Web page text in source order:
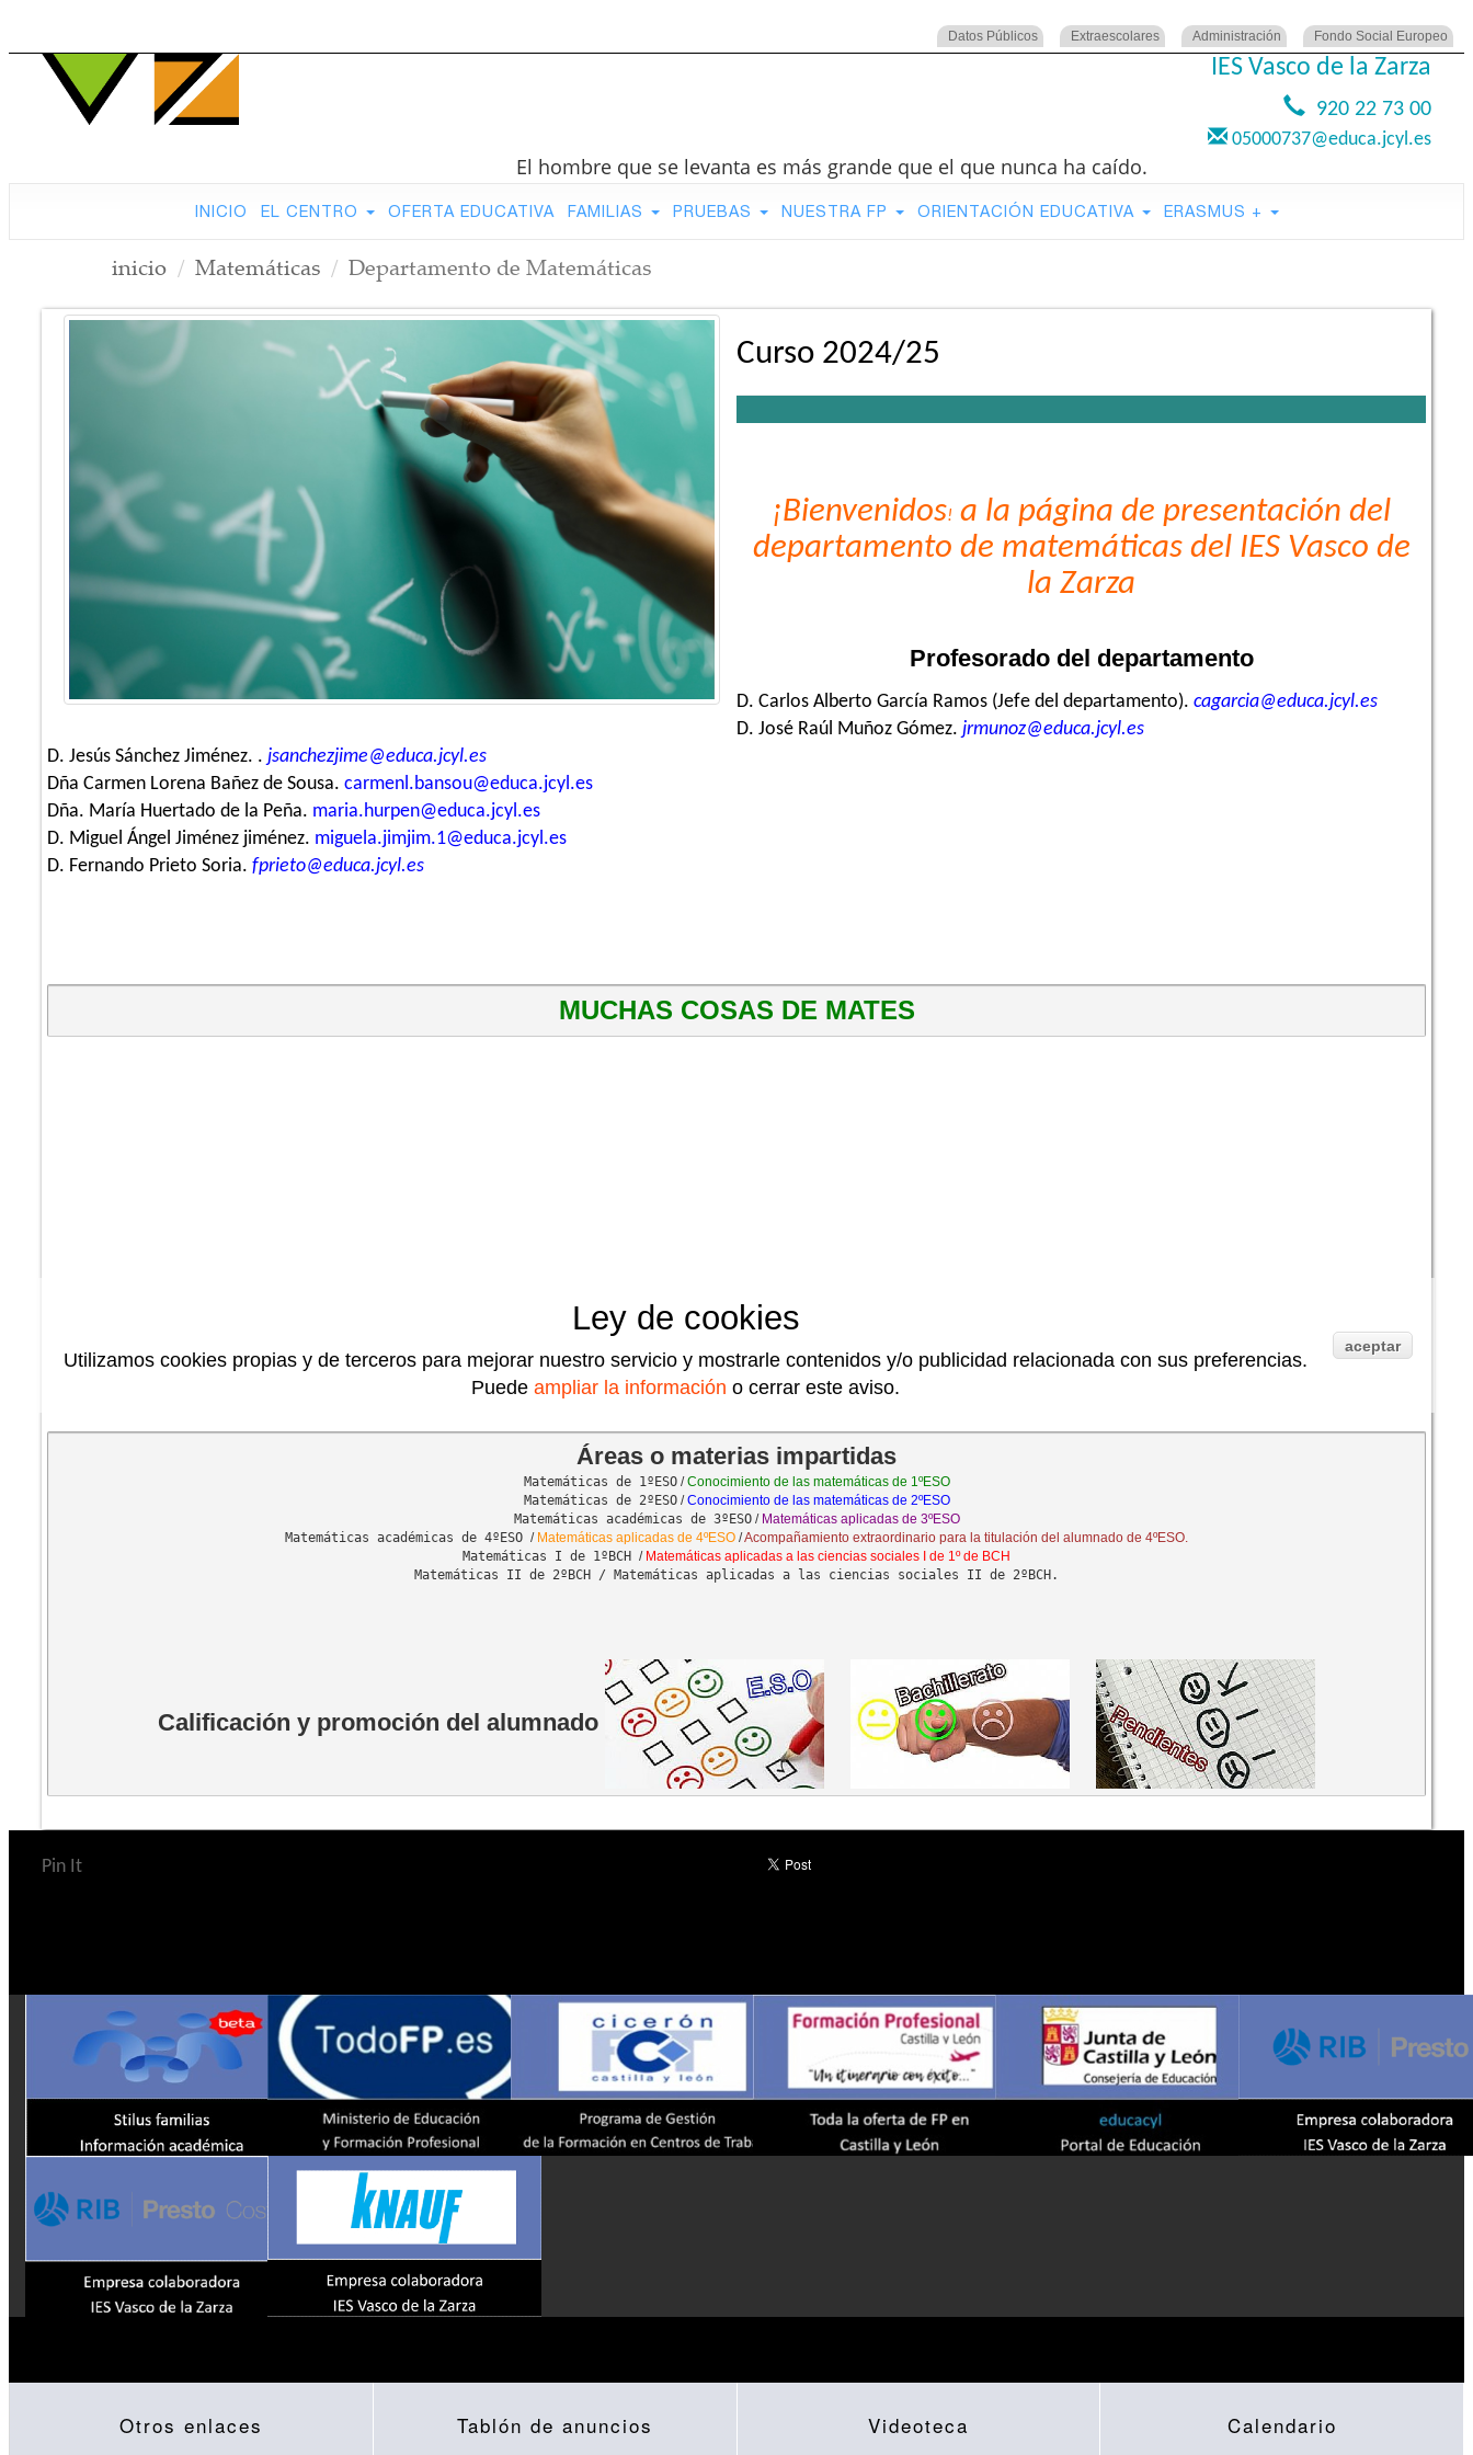
Datos Públicos Extraescolares Administración Fondo Social Europeo
IES Vasco de la Zarza
920 22 73 00
05000737@educa.jcyl.es
El hombre que se levanta es más grande que el que nunca ha caído.
INICIO EL CENTRO OFERTA EDUCATIVA FAMILIAS PRUEBAS NUESTRA FP ORIENTACIÓN EDUCATIVA ERASMUS +
inicio Matemáticas Departamento de Matemáticas
Curso 2024/25
¡Bienvenidos! a la página de presentación del
departamento de matemáticas del IES Vasco de
la Zarza
Profesorado del departamento
D. Carlos Alberto García Ramos (Jefe del departamento). cagarcia@educa.jcyl.es
D. José Raúl Muñoz Gómez. jrmunoz@educa.jcyl.es
D. Jesús Sánchez Jiménez. . jsanchezjime@educa.jcyl.es
Dña Carmen Lorena Bañez de Sousa. carmenl.bansou@educa.jcyl.es
Dña. María Huertado de la Peña. maria.hurpen@educa.jcyl.es
D. Miguel Ángel Jiménez jiménez. miguela.jimjim.1@educa.jcyl.es
D. Fernando Prieto Soria. fprieto@educa.jcyl.es
MUCHAS COSAS DE MATES
Matemáticas de 1ºESO /
Conocimiento de las matemáticas de 1ºESO
Matemáticas de 2ºESO /
Conocimiento de las matemáticas de 2ºESO
Matemáticas académicas de 3ºESO /
Matemáticas aplicadas de 3ºESO
Matemáticas académicas de 4ºESO / Matemáticas aplicadas de 4ºESO /
Matemáticas I de 1ºBCH /
Matemáticas II de 2ºBCH / Matemáticas aplicadas a las ciencias sociales II de 2ºBCH.
Calificación y promoción del alumnado
Pin It
Otros enlaces Tablón de anuncios Videoteca Calendario
Ley de cookies
Utilizamos cookies propias y de terceros para mejorar nuestro servicio y mostrarle contenidos y/o publicidad relacionada con sus preferencias.
Puede ampliar la información o cerrar este aviso.
aceptar